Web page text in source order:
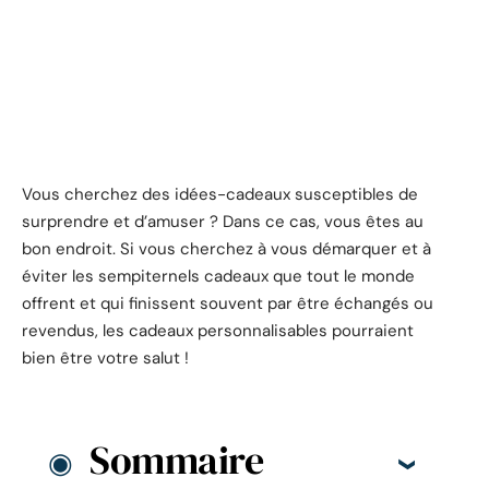
Vous cherchez des idées-cadeaux susceptibles de
surprendre et d’amuser ? Dans ce cas, vous êtes au
bon endroit. Si vous cherchez à vous démarquer et à
éviter les sempiternels cadeaux que tout le monde
offrent et qui finissent souvent par être échangés ou
revendus, les cadeaux personnalisables pourraient
bien être votre salut !
Sommaire